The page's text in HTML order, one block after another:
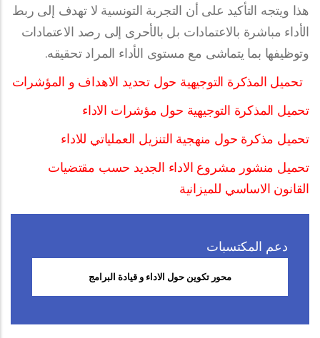
هذا ويتجه التأكيد على أن التجربة التونسية لا تهدف إلى ربط
الأداء مباشرة بالاعتمادات بل بالأحرى إلى رصد الاعتمادات
وتوظيفها بما يتماشى مع مستوى الأداء المراد تحقيقه.
تحميل المذكرة التوجيهية حول تحديد الاهداف و المؤشرات
تحميل المذكرة التوجيهية حول مؤشرات الاداء
تحميل مذكرة حول منهجية التنزيل العملياتي للاداء
تحميل منشور مشروع الاداء الجديد حسب مقتضيات
القانون الاساسي للميزانية
دعم المكتسبات
محور تكوين حول الاداء و قيادة البرامج